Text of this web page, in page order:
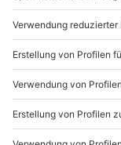
Teilnehmer
Gutschein
+49 89 / 21 12
Mo-Fr: 9-17